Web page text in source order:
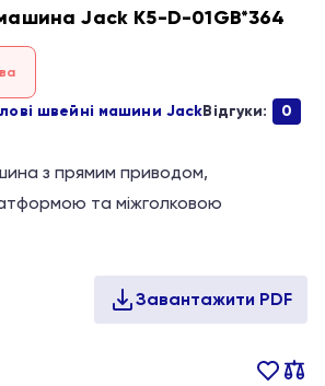
Jack K5-D-01GB*364
швейні машини JackВідгуки: 0
з прямим приводом,
та міжголковою